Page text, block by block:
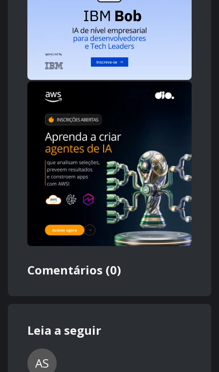
Comentários (0)
Leia a seguir
AS